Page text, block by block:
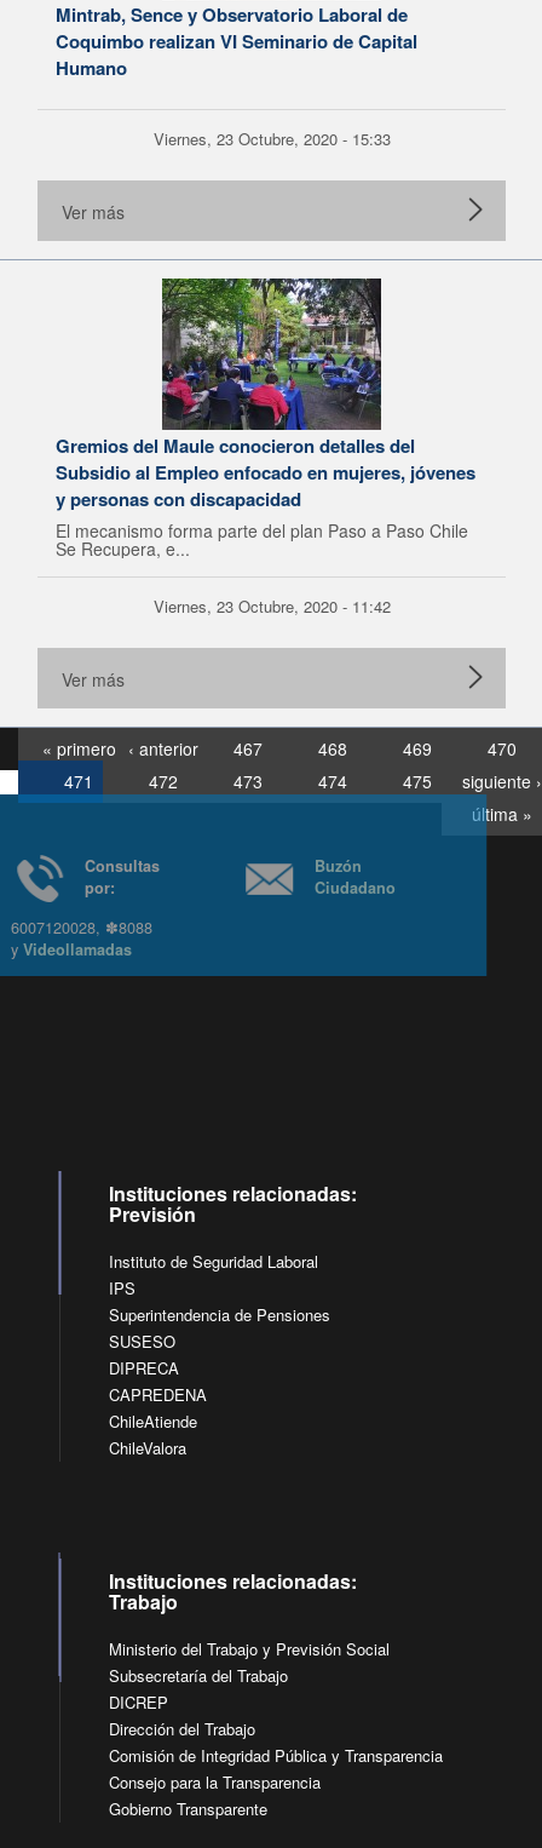
Mintrab, Sence y Observatorio Laboral de
Coquimbo realizan VI Seminario de Capital
Humano
Viernes, 23 Octubre, 2020 - 15:33
Ver más
Gremios del Maule conocieron detalles del
Subsidio al Empleo enfocado en mujeres, jóvenes
y personas con discapacidad
El mecanismo forma parte del plan Paso a Paso Chile
Se Recupera, e...
Viernes, 23 Octubre, 2020 - 11:42
Ver más
« primero ‹ anterior 467 468 469
470
471
472 473 474 475
siguiente ›
última »
Consultas
6007120028, ✽8088
yVideollamadas
Ciudadano
Instituciones relacionadas:
Previsión
Instituto de Seguridad Laboral
IPS
Superintendencia de Pensiones
SUSESO
DIPRECA
CAPREDENA
ChileAtiende
ChileValora
Instituciones relacionadas:
Trabajo
Ministerio del Trabajo y Previsión Social
Subsecretaría del Trabajo
DICREP
Dirección del Trabajo
Comisión de Integridad Pública y Transparencia
Consejo para la Transparencia
Gobierno Transparente